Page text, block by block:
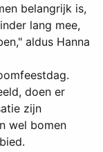
belangrijk is,
lang mee,
aldus Hanna
doen er
zijn
wel bomen